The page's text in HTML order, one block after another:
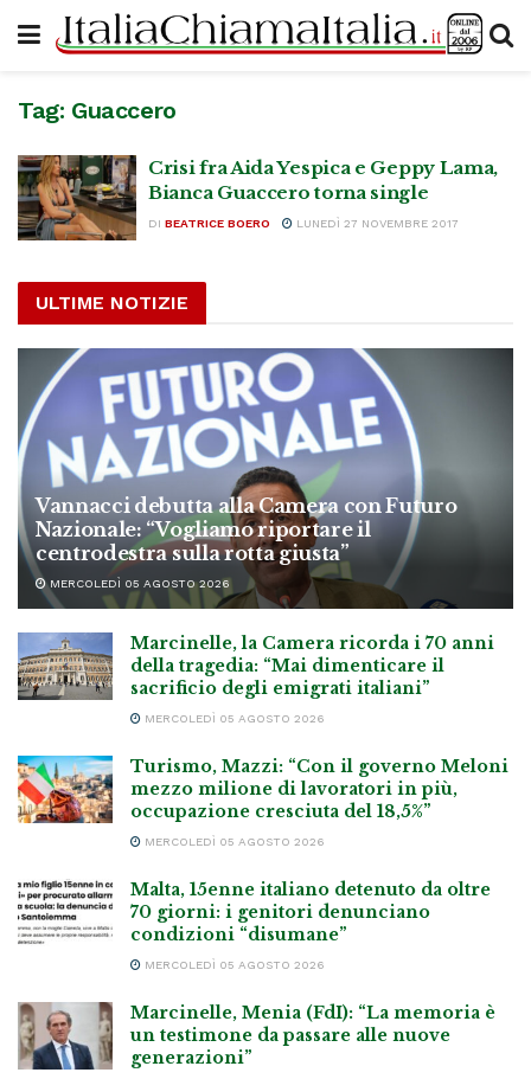
Tag: Guaccero
Crisi fra Aida Yespica e Geppy Lama,
Bianca Guaccero torna single
DI BEATRICE BOERO LUNEDÌ 27 NOVEMBRE 2017
ULTIME NOTIZIE
Vannacci debutta alla Camera con Futuro
Nazionale: “Vogliamo riportare il
centrodestra sulla rotta giusta”
MERCOLEDÌ 05 AGOSTO 2026
Marcinelle, la Camera ricorda i 70 anni
della tragedia: “Mai dimenticare il
sacrificio degli emigrati italiani”
MERCOLEDÌ 05 AGOSTO 2026
Turismo, Mazzi: “Con il governo Meloni
mezzo milione di lavoratori in più,
occupazione cresciuta del 18,5%”
MERCOLEDÌ 05 AGOSTO 2026
Malta, 15enne italiano detenuto da oltre
70 giorni: i genitori denunciano
condizioni “disumane”
MERCOLEDÌ 05 AGOSTO 2026
Marcinelle, Menia (FdI): “La memoria è
un testimone da passare alle nuove
generazioni”